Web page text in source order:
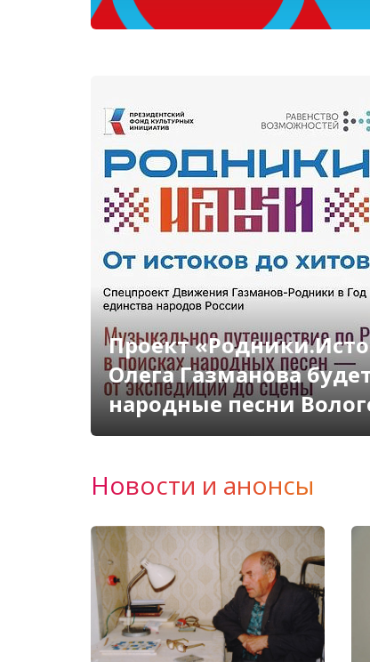
Проект
Олега Газманова
народные песни
Новости и анонсы